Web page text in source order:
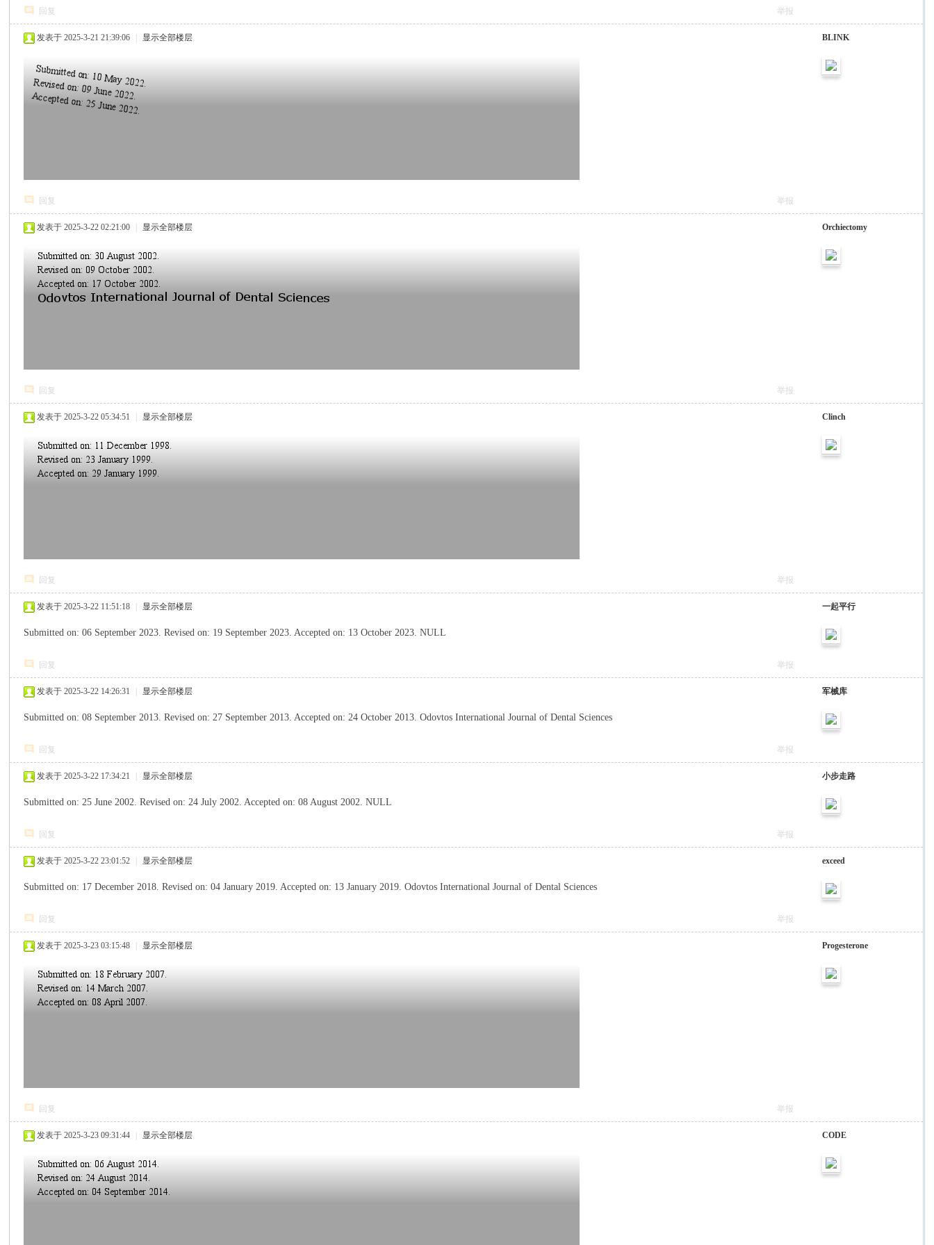
回复 举报
发表于 2025-3-21 21:39:06 显示全部楼层 BLINK
回复 举报
发表于 2025-3-22 02:21:00 显示全部楼层 Orchiectomy
回复 举报
发表于 2025-3-22 05:34:51 显示全部楼层 Clinch
回复 举报
发表于 2025-3-22 11:51:18 显示全部楼层
Submitted on: 06 September 2023. Revised on: 19 September 2023. Accepted on: 13 October 2023. NULL
一起平行
回复 举报
发表于 2025-3-22 14:26:31 显示全部楼层
Submitted on: 08 September 2013. Revised on: 27 September 2013. Accepted on: 24 October 2013. Odovtos International Journal of Dental Sciences
军械库
回复 举报
发表于 2025-3-22 17:34:21 显示全部楼层
Submitted on: 25 June 2002. Revised on: 24 July 2002. Accepted on: 08 August 2002. NULL
小步走路
回复 举报
发表于 2025-3-22 23:01:52 显示全部楼层
Submitted on: 17 December 2018. Revised on: 04 January 2019. Accepted on: 13 January 2019. Odovtos International Journal of Dental Sciences
exceed
回复 举报
发表于 2025-3-23 03:15:48 显示全部楼层 Progesterone
回复 举报
发表于 2025-3-23 09:31:44 显示全部楼层 CODE